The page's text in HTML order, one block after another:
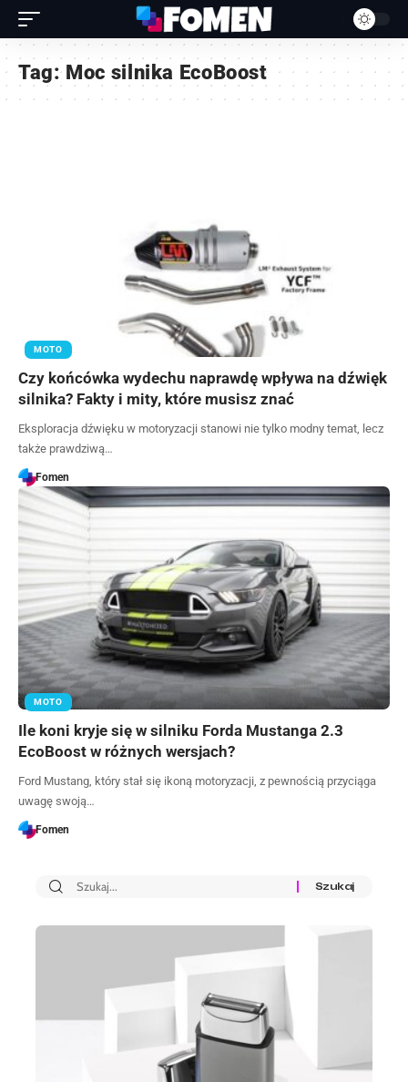
Tag: Moc silnika EcoBoost
MOTO
Czy końcówka wydechu naprawdę wpływa na dźwięk
silnika? Fakty i mity, które musisz znać
Eksploracja dźwięku w motoryzacji stanowi nie tylko modny temat, lecz
także prawdziwą…
Fomen
MOTO
Ile koni kryje się w silniku Forda Mustanga 2.3
EcoBoost w różnych wersjach?
Ford Mustang, który stał się ikoną motoryzacji, z pewnością przyciąga
uwagę swoją…
Fomen